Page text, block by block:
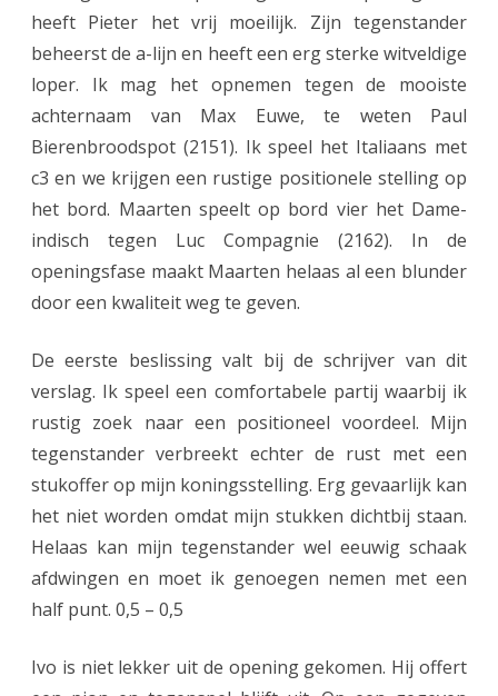
heeft Pieter het vrij moeilijk. Zijn tegenstander
beheerst de a-lijn en heeft een erg sterke witveldige
loper. Ik mag het opnemen tegen de mooiste
achternaam van Max Euwe, te weten Paul
Bierenbroodspot (2151). Ik speel het Italiaans met
c3 en we krijgen een rustige positionele stelling op
het bord. Maarten speelt op bord vier het Dame-
indisch tegen Luc Compagnie (2162). In de
openingsfase maakt Maarten helaas al een blunder
door een kwaliteit weg te geven.
De eerste beslissing valt bij de schrijver van dit
verslag. Ik speel een comfortabele partij waarbij ik
rustig zoek naar een positioneel voordeel. Mijn
tegenstander verbreekt echter de rust met een
stukoffer op mijn koningsstelling. Erg gevaarlijk kan
het niet worden omdat mijn stukken dichtbij staan.
Helaas kan mijn tegenstander wel eeuwig schaak
afdwingen en moet ik genoegen nemen met een
half punt. 0,5 – 0,5
Ivo is niet lekker uit de opening gekomen. Hij offert